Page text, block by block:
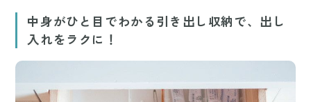
中身がひと目でわかる引き出し収納で、出し
入れをラクに！